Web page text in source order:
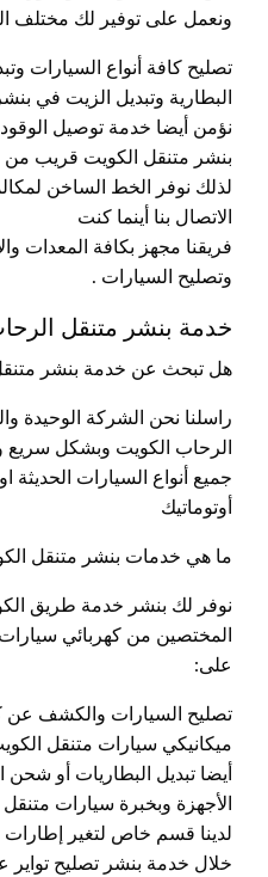
ونعمل على توفير لك مختلف
تصليح كافة أنواع السيارات
البطارية وتبديل الزيت في
نؤمن أيضا خدمة توصيل
بنشر متنقل الكويت قريب
لذلك نوفر الخط الساخن
الاتصال بنا أينما كنت
فريقنا مجهز بكافة المعدات
وتصليح السيارات .
خدمة بنشر متنقل
هل تبحث عن خدمة بنشر
راسلنا نحن الشركة الوحيدة
الرحاب الكويت وبشكل سريع
جميع أنواع السيارات الحديثة
أوتوماتيك
ما هي خدمات بنشر متنقل
نوفر لك بنشر خدمة طريق
المختصين من كهربائي
على:
تصليح السيارات والكشف عن
ميكانيكي سيارات متنقل
أيضا تبديل البطاريات أو
الأجهزة وبخبرة سيارات
لدينا قسم خاص لتغير إطارات
خلال خدمة بنشر تصليح تواير